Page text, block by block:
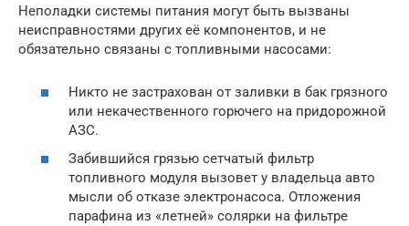
Неполадки системы питания могут быть вызваны
неисправностями других её компонентов, и не
обязательно связаны с топливными насосами:
Никто не застрахован от заливки в бак грязного
или некачественного горючего на придорожной
АЗС.
Забившийся грязью сетчатый фильтр
топливного модуля вызовет у владельца авто
мысли об отказе электронасоса. Отложения
парафина из «летней» солярки на фильтре